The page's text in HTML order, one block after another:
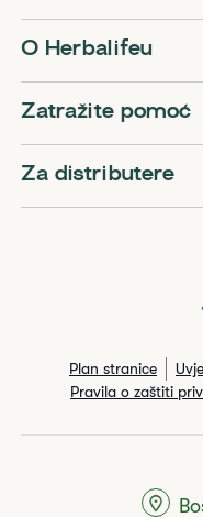
O Herbalifeu
Zatražite pomoć
Za distributere
Plan stranice
Pravila o zaštiti